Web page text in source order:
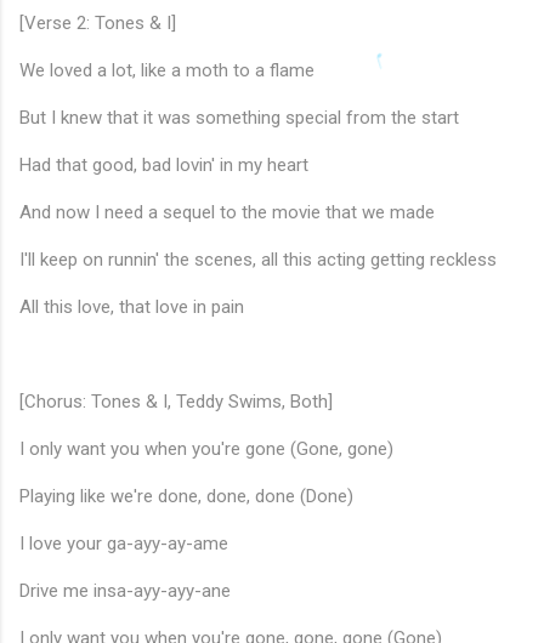
[Verse 2: Tones & I]
We loved a lot, like a moth to a flame
But I knew that it was something special from the start
Had that good, bad lovin' in my heart
And now I need a sequel to the movie that we made
I'll keep on runnin' the scenes, all this acting getting reckless
All this love, that love in pain
[Chorus: Tones & I, Teddy Swims, Both]
I only want you when you're gone (Gone, gone)
Playing like we're done, done, done (Done)
I love your ga-ayy-ay-ame
Drive me insa-ayy-ayy-ane
I only want you when you're gone, gone, gone (Gone)